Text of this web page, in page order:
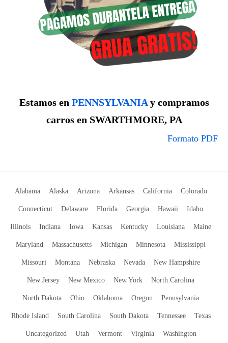
Estamos en PENNSYLVANIAy compramos
carros en SWARTHMORE, PA
Formato PDF
Alabama Alaska Arizona Arkansas California Colorado
Connecticut Delaware Florida Georgia Hawaii Idaho
Illinois Indiana Iowa Kansas Kentucky Louisiana Maine
Maryland Massachusetts Michigan Minnesota Mississippi
Missouri Montana Nebraska Nevada New Hampshire
New Jersey New Mexico New York North Carolina
North Dakota Ohio Oklahoma Oregon Pennsylvania
Rhode Island South Carolina South Dakota Tennessee Texas
Uncategorized Utah Vermont Virginia Washington